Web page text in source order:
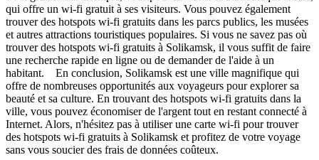
qui offre un wi-fi gratuit à ses visiteurs. Vous pouvez également
trouver des hotspots wi-fi gratuits dans les parcs publics, les musées
et autres attractions touristiques populaires. Si vous ne savez pas où
trouver des hotspots wi-fi gratuits à Solikamsk, il vous suffit de faire
une recherche rapide en ligne ou de demander de l'aide à un
habitant. En conclusion, Solikamsk est une ville magnifique qui
offre de nombreuses opportunités aux voyageurs pour explorer sa
beauté et sa culture. En trouvant des hotspots wi-fi gratuits dans la
ville, vous pouvez économiser de l'argent tout en restant connecté à
Internet. Alors, n'hésitez pas à utiliser une carte wi-fi pour trouver
des hotspots wi-fi gratuits à Solikamsk et profitez de votre voyage
sans vous soucier des frais de données coûteux.